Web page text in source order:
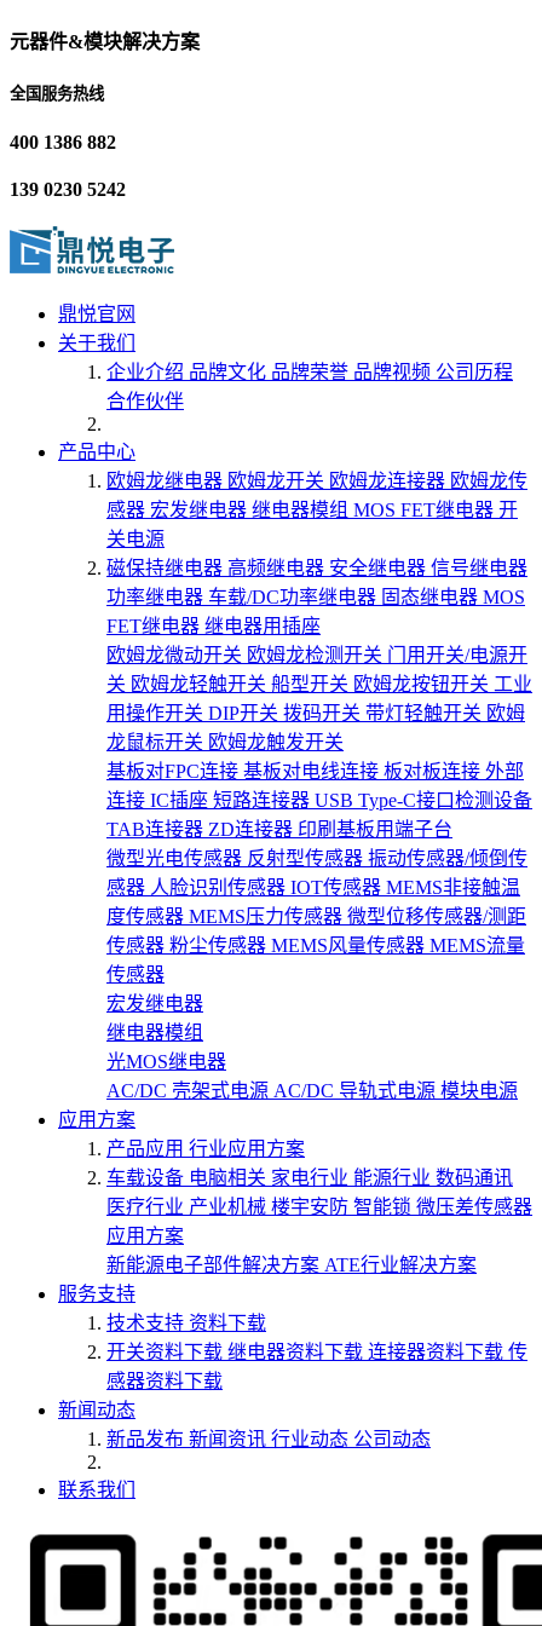
元器件&模块解决方案
全国服务热线
400 1386 882
139 0230 5242
鼎悦官网
关于我们
企业介绍 品牌文化 品牌荣誉 品牌视频 公司历程
合作伙伴
产品中心
欧姆龙继电器 欧姆龙开关 欧姆龙连接器 欧姆龙传
感器 宏发继电器 继电器模组 MOS FET继电器 开
关电源
磁保持继电器 高频继电器 安全继电器 信号继电器
功率继电器 车载/DC功率继电器 固态继电器 MOS
FET继电器 继电器用插座
欧姆龙微动开关 欧姆龙检测开关 门用开关/电源开
关 欧姆龙轻触开关 船型开关 欧姆龙按钮开关 工业
用操作开关 DIP开关 拨码开关 带灯轻触开关 欧姆
龙鼠标开关 欧姆龙触发开关
基板对FPC连接 基板对电线连接 板对板连接 外部
连接 IC插座 短路连接器 USB Type-C接口检测设备
TAB连接器 ZD连接器 印刷基板用端子台
微型光电传感器 反射型传感器 振动传感器/倾倒传
感器 人脸识别传感器 IOT传感器 MEMS非接触温
度传感器 MEMS压力传感器 微型位移传感器/测距
传感器 粉尘传感器 MEMS风量传感器 MEMS流量
传感器
宏发继电器
继电器模组
光MOS继电器
AC/DC 壳架式电源 AC/DC 导轨式电源 模块电源
应用方案
产品应用 行业应用方案
车载设备 电脑相关 家电行业 能源行业 数码通讯
医疗行业 产业机械 楼宇安防 智能锁 微压差传感器
应用方案
新能源电子部件解决方案 ATE行业解决方案
服务支持
技术支持 资料下载
开关资料下载 继电器资料下载 连接器资料下载 传
感器资料下载
新闻动态
新品发布 新闻资讯 行业动态 公司动态
联系我们